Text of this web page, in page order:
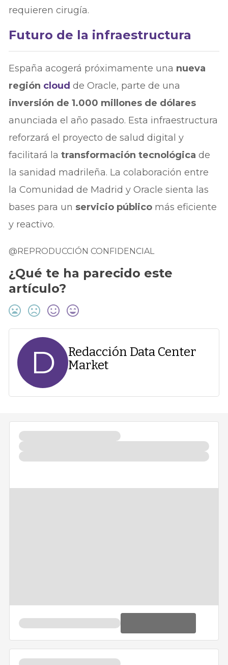
requieren cirugía.
Futuro de la infraestructura
España acogerá próximamente una nueva
región cloud de Oracle, parte de una
inversión de 1.000 millones de dólares
anunciada el año pasado. Esta infraestructura
reforzará el proyecto de salud digital y
facilitará latransformación tecnológica de
la sanidad madrileña. La colaboración entre
la Comunidad de Madrid y Oracle sienta las
bases para un servicio público más eficiente
y reactivo.
@REPRODUCCIÓN CONFIDENCIAL
¿Qué te ha parecido este
artículo?
D
Redacción Data Center
Market